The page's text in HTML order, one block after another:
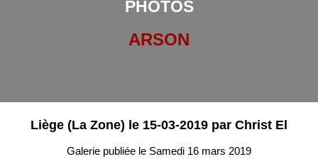
PHOTOS
ARSON
Liège (La Zone) le 15-03-2019 par Christ El
Galerie publiée le Samedi 16 mars 2019